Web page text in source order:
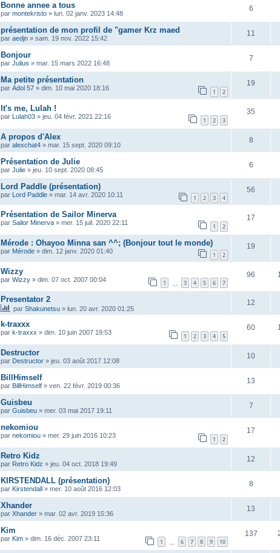
Bonne annee a tous
par montekristo » lun. 02 janv. 2023 14:48
6
présentation de mon profil de "gamer Krz maed
par aedjn » sam. 19 nov. 2022 15:42
11
Bonjour
par Julius » mar. 15 mars 2022 16:48
7
Ma petite présentation
par Adol 57 » dim. 10 mai 2020 18:16 1 2
19
It's me, Lulah !
par Lulah03 » jeu. 04 févr. 2021 22:16 1 2 3
35
A propos d'Alex
par alexchat4 » mar. 15 sept. 2020 09:10
8
Présentation de Julie
par Julie » jeu. 10 sept. 2020 08:45
6
Lord Paddle (présentation)
par Lord Paddle » mar. 14 avr. 2020 10:11 1 2 3 4
56
Présentation de Sailor Minerva
par Sailor Minerva » mer. 15 juil. 2020 22:11 1 2
17
Mérode : Ohayoo Minna san ^^; (Bonjour tout le monde)
par Mérode » dim. 12 janv. 2020 01:40 1 2
19
Wizzy
par Wizzy » dim. 07 oct. 2007 00:04 1 3 4 5 6 7
96
Presentator 2
par Shakunetsu » lun. 20 avr. 2020 01:25
12
k-traxxx
par k-traxxx » dim. 10 juin 2007 19:53 1 2 3 4 5
60
Destructor
par Destructor » jeu. 03 août 2017 12:08
10
BillHimself
par BillHimself » ven. 22 févr. 2019 00:36
13
Guisbeu
par Guisbeu » mer. 03 mai 2017 19:11
7
nekomiou
par nekomiou » mer. 29 juin 2016 10:23 1 2
17
Retro Kidz
par Retro Kidz » jeu. 04 oct. 2018 19:49
12
KIRSTENDALL (présentation)
par Kirstendall » mer. 10 août 2016 12:03
8
Xhander
par Xhander » mar. 02 avr. 2019 15:36
13
Kim
par Kim » dim. 16 déc. 2007 23:11 1 6 7 8 9 10
137